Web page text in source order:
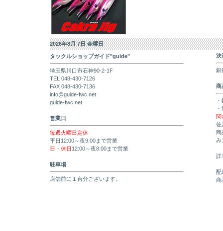
2026年8月 7日 金曜日
タックルショップガイド"guide"
埼玉県川口市石神90-2-1F
TEL 048-430-7126
FAX 048-430-7136
info@guide-fwc.net
guide-fwc.net
営業日
毎週火曜日定休
平日12:00～夜9:00まで営業
日・休日 12:00～夜8:00まで営業
駐車場
店舗前に１台分ございます。
決
銀
商
関
佐
商
み
詳
配
商